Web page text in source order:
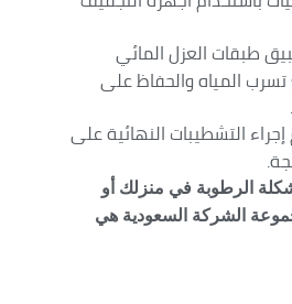
طبقات العزل المائي
تسرب المياه والحفاظ على
إجراء التشطيبات النهائية على
الرطوبة في منزلك أو
الشركة السعودية هي